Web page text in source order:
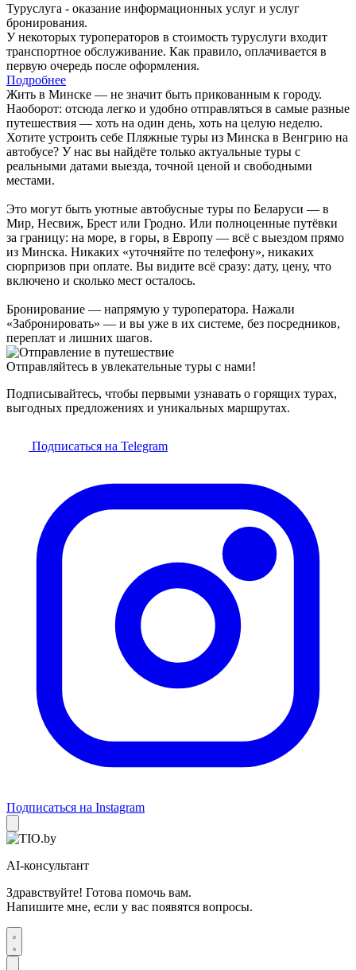
Туруслуга - оказание информационных услуг и услуг
бронирования.
У некоторых туроператоров в стоимость туруслуги входит
транспортное обслуживание. Как правило, оплачивается в
первую очередь после оформления.
Подробнее
Жить в Минске — не значит быть прикованным к городу.
Наоборот: отсюда легко и удобно отправляться в самые разные
путешествия — хоть на один день, хоть на целую неделю.
Хотите устроить себе Пляжные туры из Минска в Венгрию на
автобусе? У нас вы найдёте только актуальные туры с
реальными датами выезда, точной ценой и свободными
местами.
Это могут быть уютные автобусные туры по Беларуси — в
Мир, Несвиж, Брест или Гродно. Или полноценные путёвки
за границу: на море, в горы, в Европу — всё с выездом прямо
из Минска. Никаких «уточняйте по телефону», никаких
сюрпризов при оплате. Вы видите всё сразу: дату, цену, что
включено и сколько мест осталось.
Бронирование — напрямую у туроператора. Нажали
«Забронировать» — и вы уже в их системе, без посредников,
переплат и лишних шагов.
Отправляйтесь в увлекательные туры с нами!
Подписывайтесь, чтобы первыми узнавать о горящих турах,
выгодных предложениях и уникальных маршрутах.
Подписаться на Telegram
Подписаться на Instagram
AI-консультант
Здравствуйте! Готова помочь вам.
Напишите мне, если у вас появятся вопросы.